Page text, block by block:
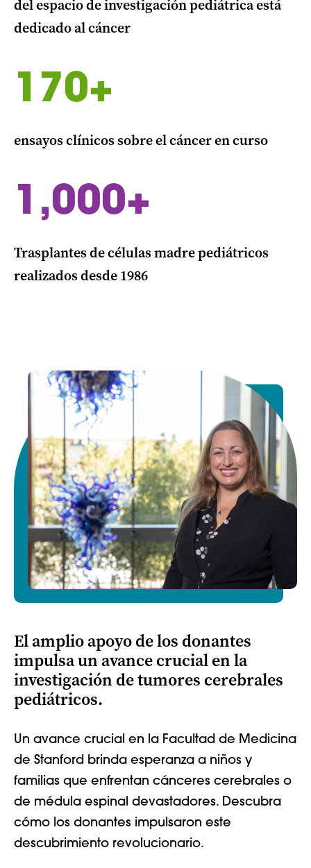
del espacio de investigación pediátrica está
dedicado al cáncer
170+
ensayos clínicos sobre el cáncer en curso
1,000+
Trasplantes de células madre pediátricos
realizados desde 1986
El amplio apoyo de los donantes
impulsa un avance crucial en la
investigación de tumores cerebrales
pediátricos.
Un avance crucial en la Facultad de Medicina
de Stanford brinda esperanza a niños y
familias que enfrentan cánceres cerebrales o
de médula espinal devastadores. Descubra
cómo los donantes impulsaron este
descubrimiento revolucionario.